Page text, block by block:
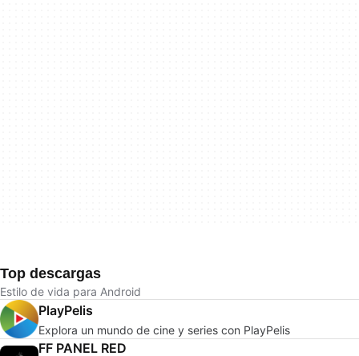
Top descargas
Estilo de vida para Android
PlayPelis
Explora un mundo de cine y series con PlayPelis
FF PANEL RED